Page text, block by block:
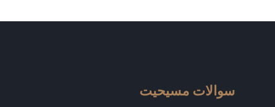
سوالات مسیحیت